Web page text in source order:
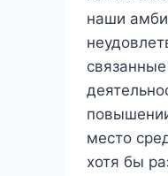
наши
место
хотя бы